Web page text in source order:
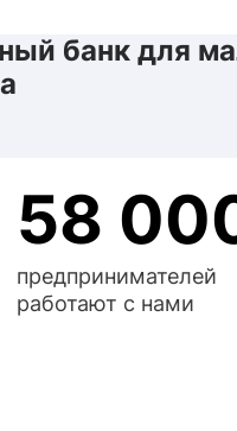
банк для
58
предпринимателей
работают с нами